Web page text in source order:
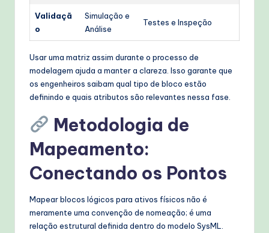
Validaçã
o
Simulação e
Análise
Testes e Inspeção
Usar uma matriz assim durante o processo de
modelagem ajuda a manter a clareza. Isso garante que
os engenheiros saibam qual tipo de bloco estão
definindo e quais atributos são relevantes nessa fase.
Metodologia de
Mapeamento:
Conectando os Pontos
Mapear blocos lógicos para ativos físicos não é
meramente uma convenção de nomeação; é uma
relação estrutural definida dentro do modelo SysML.